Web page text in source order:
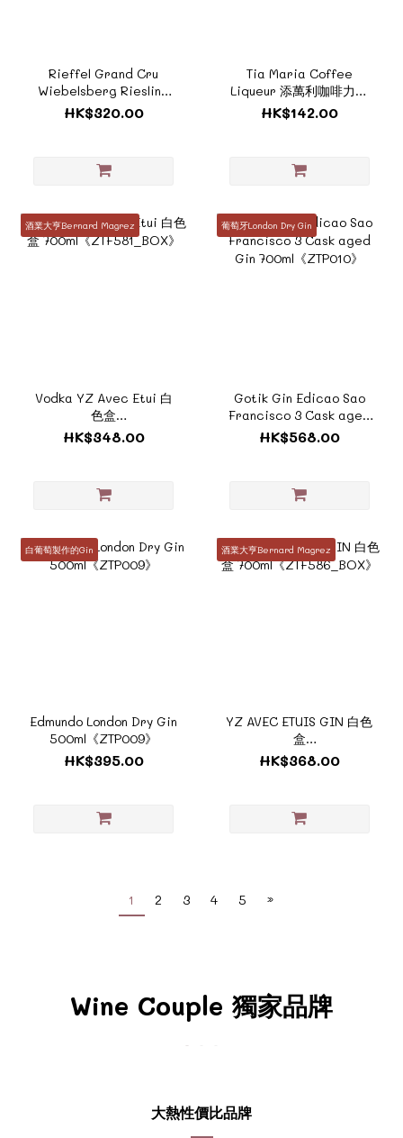
Rieffel Grand Cru
Wiebelsberg Riesling
Alsace 2019《ZF1059》
HK$320.00
Tia Maria Coffee
Liqueur 添萬利咖啡力嬌
700ml《ZI314》
HK$142.00
酒業大亨Bernard Magrez
Vodka YZ Avec Etui 白
色盒
700ml《ZTF581_BOX》
HK$348.00
葡萄牙London Dry Gin
Gotik Gin Edicao Sao
Francisco 3 Cask aged
Gin 700ml《ZTP010》
HK$568.00
白葡萄製作的Gin
Edmundo London Dry Gin
500ml《ZTP009》
HK$395.00
酒業大亨Bernard Magrez
YZ AVEC ETUIS GIN 白色
盒
700ml《ZTF586_BOX》
HK$368.00
1 2 3 4 5 »
Wine Couple 獨家品牌
大熱性價比品牌